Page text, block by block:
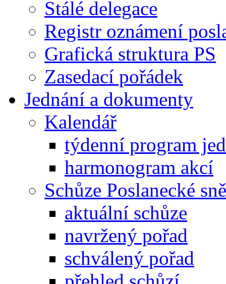
Stálé delegace
Registr oznámení
Grafická struktura PS
Zasedací pořádek
Jednání a dokumenty
Kalendář
týdenní program
harmonogram akcí
Schůze Poslanecké
aktuální schůze
navržený pořad
schválený pořad